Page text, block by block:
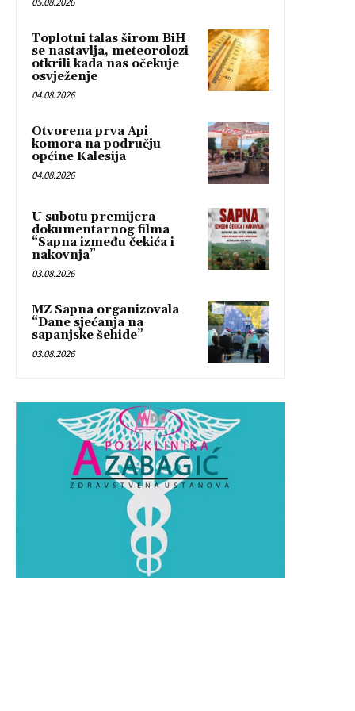
Toplotni talas širom BiH
se nastavlja, meteorolozi
otkrili kada nas očekuje
osvježenje
04.08.2026
Otvorena prva Api
komora na području
općine Kalesija
04.08.2026
U subotu premijera
dokumentarnog filma
“Sapna između čekića i
nakovnja”
03.08.2026
MZ Sapna organizovala
“Dane sjećanja na
sapanjske šehide”
03.08.2026